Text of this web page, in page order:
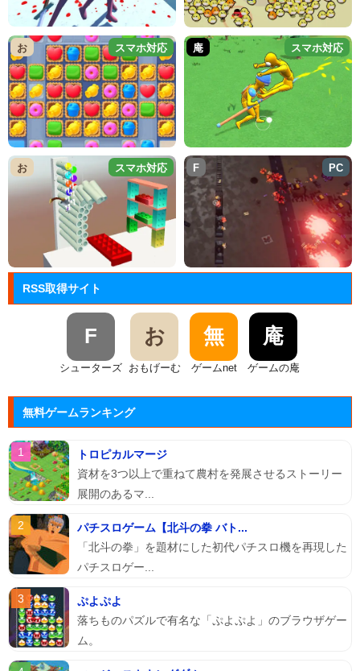
お スマホ対応 庵 スマホ対応
お スマホ対応 F PC
RSS取得サイト
F
シューターズ
お
おもげーむ
無
ゲームnet
庵
ゲームの庵
無料ゲームランキング
トロピカルマージ
資材を3つ以上で重ねて農村を発展させるストーリー
展開のあるマ...
パチスロゲーム【北斗の拳 バト...
「北斗の拳」を題材にした初代パチスロ機を再現した
パチスロゲー...
ぷよぷよ
落ちものパズルで有名な「ぷよぷよ」のブラウザゲー
ム。